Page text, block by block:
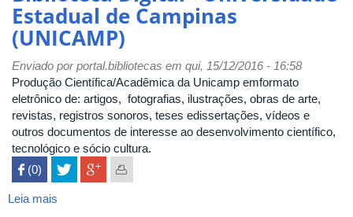
(UEPG)
Universidade
Estadual
de
Londrina
(UEL)
Estadual de Campinas
(UNICAMP)
Enviado porportal.bibliotecas em qui, 15/12/2016 - 16:58
Produção Científica/Acadêmica da Unicamp emformato
eletrônico de: artigos, fotografias, ilustrações, obras de arte,
revistas, registros sonoros, teses edissertações, vídeos e
outros documentos de interesse ao desenvolvimento científico,
tecnológico e sócio cultura.
 (0)
Leia mais